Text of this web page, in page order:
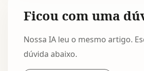
Ficou com uma
Nossa IA leu o mesmo artigo.
dúvida abaixo.